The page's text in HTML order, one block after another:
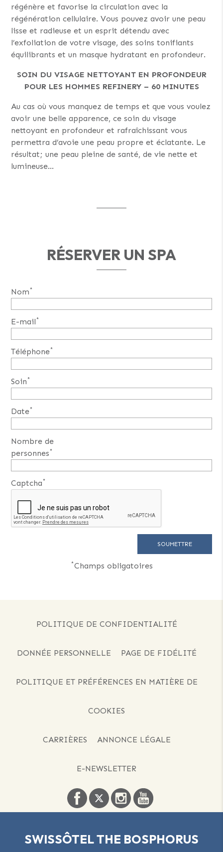
régénère et favorise la circulation avec la
régénération cellulaire. Vous pouvez avoir une peau
lisse et radieuse et un esprit détendu avec
l’exfoliation de votre visage, des soins tonifiants
équilibrants et un masque hydratant en profondeur.
SOIN DU VISAGE NETTOYANT EN PROFONDEUR
POUR LES HOMMES REFINERY – 60 MINUTES
Au cas où vous manquez de temps et que vous voulez
avoir une belle apparence, ce soin du visage
nettoyant en profondeur et rafraîchissant vous
permettra d’avoie une peau propre et éclatante. Le
résultat; une peau pleine de santé, de vie nette et
lumineuse…
RÉSERVER UN SPA
Nom*
E-mail*
Téléphone*
Soin*
Date*
Nombre de
personnes*
Captcha*
*Champs obligatoires
POLITIQUE DE CONFIDENTIALITÉ
DONNÉE PERSONNELLE PAGE DE FIDÉLITÉ
POLITIQUE ET PRÉFÉRENCES EN MATIÈRE DE
COOKIES
CARRIÈRES ANNONCE LÉGALE
E-NEWSLETTER
SWISSÔTEL THE BOSPHORUS